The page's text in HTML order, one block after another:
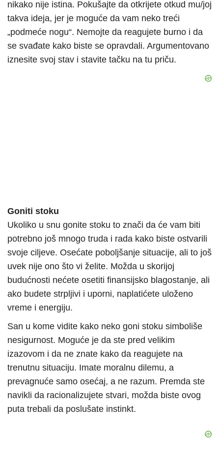
nikako nije istina. Pokušajte da otkrijete otkud mu/joj
takva ideja, jer je moguće da vam neko treći
„podmeće nogu“. Nemojte da reagujete burno i da
se svađate kako biste se opravdali. Argumentovano
iznesite svoj stav i stavite tačku na tu priču.
Goniti stoku
Ukoliko u snu gonite stoku to znači da će vam biti
potrebno još mnogo truda i rada kako biste ostvarili
svoje ciljeve. Osećate poboljšanje situacije, ali to još
uvek nije ono što vi želite. Možda u skorijoj
budućnosti nećete osetiti finansijsko blagostanje, ali
ako budete strpljivi i uporni, naplatićete uloženo
vreme i energiju.
San u kome vidite kako neko goni stoku simboliše
nesigurnost. Moguće je da ste pred velikim
izazovom i da ne znate kako da reagujete na
trenutnu situaciju. Imate moralnu dilemu, a
prevagnuće samo osećaj, a ne razum. Premda ste
navikli da racionalizujete stvari, možda biste ovog
puta trebali da poslušate instinkt.